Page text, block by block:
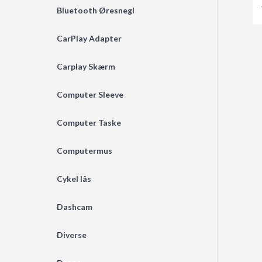
Bluetooth Øresnegl
CarPlay Adapter
Carplay Skærm
Computer Sleeve
Computer Taske
Computermus
Cykel lås
Dashcam
Diverse